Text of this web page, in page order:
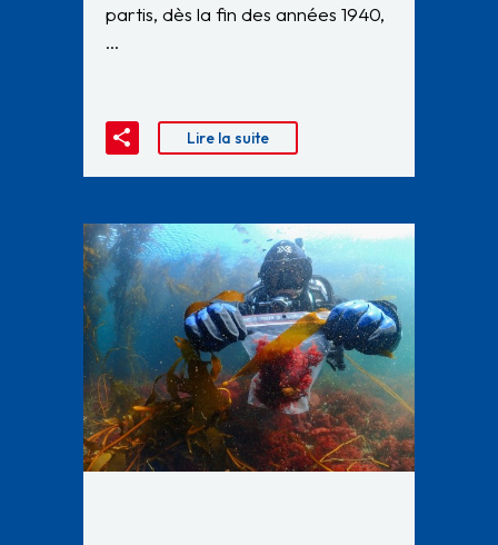
partis, dès la fin des années 1940,
…
Lire la suite